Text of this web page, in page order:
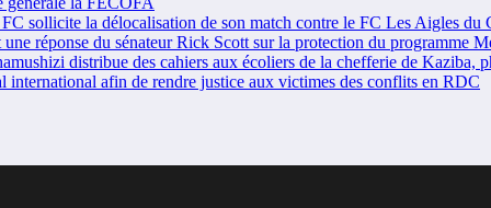
sollicite la délocalisation de son match contre le FC Les Aigles du
réponse du sénateur Rick Scott sur la protection du programme
distribue des cahiers aux écoliers de la chefferie de Kaziba,
afin de rendre justice aux victimes des conflits en RDC